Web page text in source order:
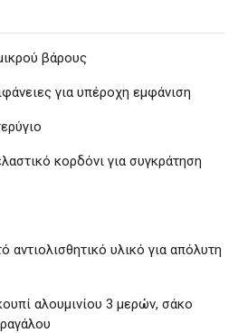
βάρους
για υπέροχη εμφάνιση
κορδόνι για συγκράτηση
υλικό για απόλυτη
αλουμινίου 3 μερών, σάκο